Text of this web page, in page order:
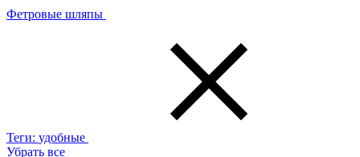
Фетровые шляпы
Теги: удобные
Убрать все